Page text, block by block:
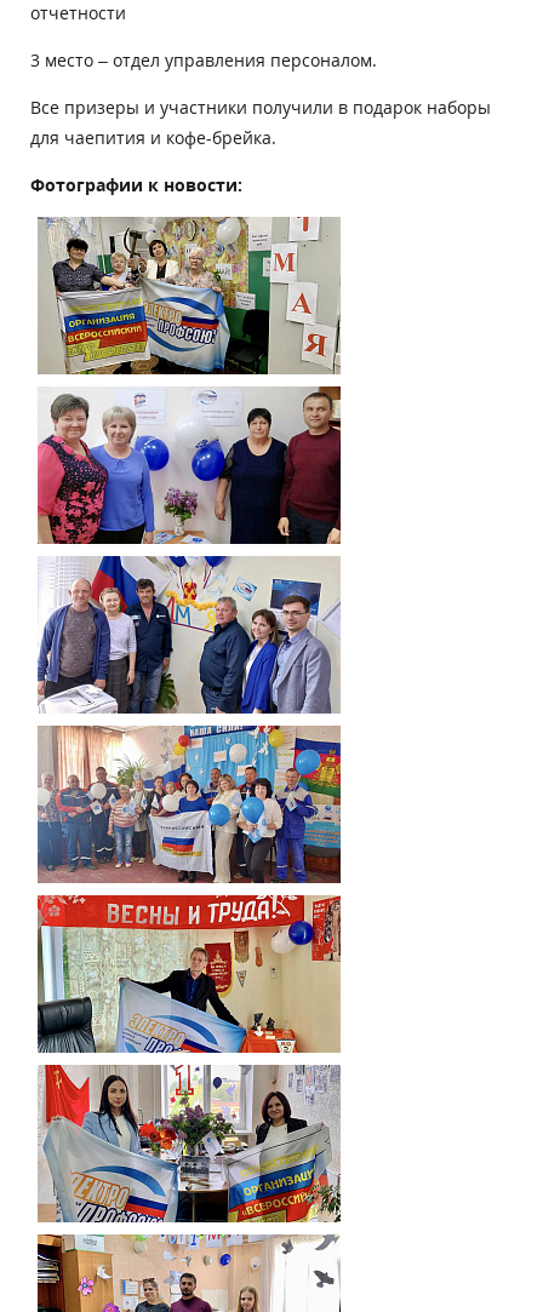
отчетности
3 место – отдел управления персоналом.
Все призеры и участники получили в подарок наборы
для чаепития и кофе-брейка.
Фотографии к новости: